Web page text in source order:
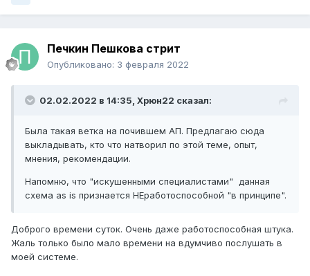
Печкин Пешкова стрит
Опубликовано: 3 февраля 2022
02.02.2022 в 14:35, Xpюн22 сказал:
Была такая ветка на почившем АП. Предлагаю сюда
выкладывать, кто что натворил по этой теме, опыт,
мнения, рекомендации.
Напомню, что "искушенными специалистами" данная
схема as is признается НЕработоспособной "в принципе".
Доброго времени суток. Очень даже работоспособная штука.
Жаль только было мало времени на вдумчиво послушать в
моей системе.